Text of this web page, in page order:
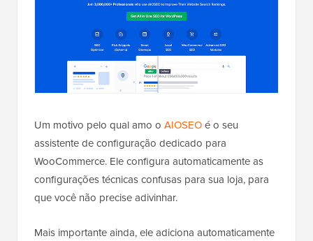
Um motivo pelo qual amo o AIOSEOé o seu
assistente de configuração dedicado para
WooCommerce. Ele configura automaticamente as
configurações técnicas confusas para sua loja, para
que você não precise adivinhar.
Mais importante ainda, ele adiciona automaticamente